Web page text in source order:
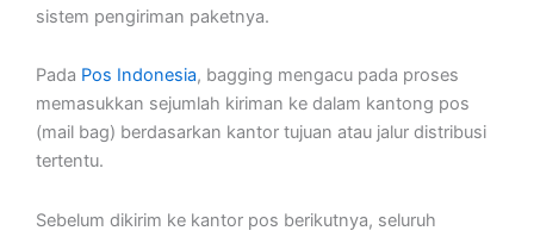
sistem pengiriman paketnya.
Pada Pos Indonesia, bagging mengacu pada proses
memasukkan sejumlah kiriman ke dalam kantong pos
(mail bag) berdasarkan kantor tujuan atau jalur distribusi
tertentu.
Sebelum dikirim ke kantor pos berikutnya, seluruh